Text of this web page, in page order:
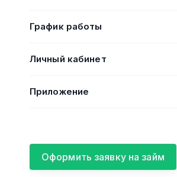
График работы
Личный кабинет
Приложение
Оформить заявку на займ